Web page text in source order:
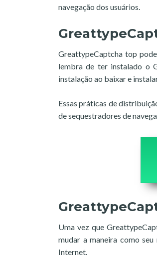
navegação dos usuários.
GreattypeCaptcha top
lembra de ter instalado o
instalação ao baixar e
Essas práticas de
de sequestradores de
Uma vez que
mudar a maneira como
Internet.